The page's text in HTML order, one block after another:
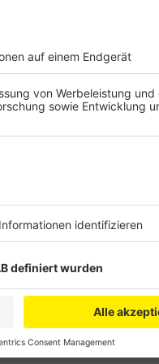
von fast 34
den Bau einer
nach der Flut.
,
der Kreisumlage